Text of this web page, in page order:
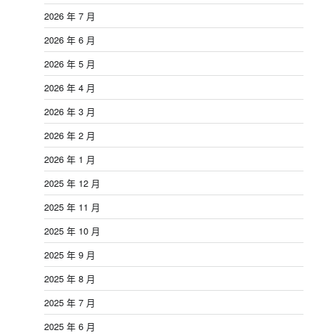
2026 年 7 月
2026 年 6 月
2026 年 5 月
2026 年 4 月
2026 年 3 月
2026 年 2 月
2026 年 1 月
2025 年 12 月
2025 年 11 月
2025 年 10 月
2025 年 9 月
2025 年 8 月
2025 年 7 月
2025 年 6 月